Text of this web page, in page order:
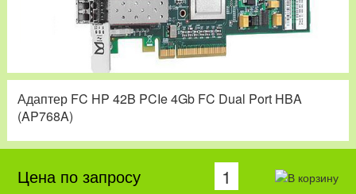
Адаптер FC HP 42B PCIe 4Gb FC Dual Port HBA
(AP768A)
Цена по запросу